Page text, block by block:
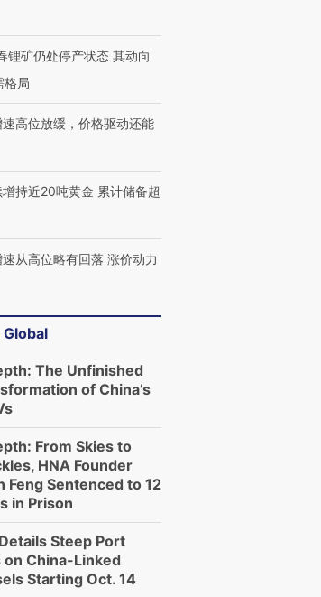
锂矿仍处停产状态 其动向
格局
高位放缓，价格驱动还能
持近20吨黄金 累计储备超
从高位略有回落 涨价动力
The Unfinished
of China’s
From Skies to
HNA Founder
Feng Sentenced to 12
in Prison
Steep Port
on China-Linked
Starting Oct. 14